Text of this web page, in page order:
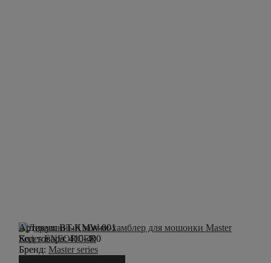
Артикул:BT-KMW-001
Код товара:410-400
Бренд: Master series